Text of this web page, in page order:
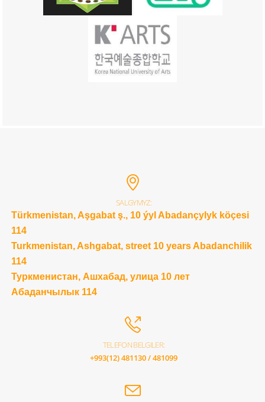
SALGYMYZ:
Türkmenistan, Aşgabat ş., 10 ýyl Abadançylyk köçesi
114
Turkmenistan, Ashgabat, street 10 years Abadanchilik
114
Туркменистан, Ашхабад, улица 10 лет
Абаданчылык 114
TELEFON BELGILER:
+993(12) 481130 / 481099